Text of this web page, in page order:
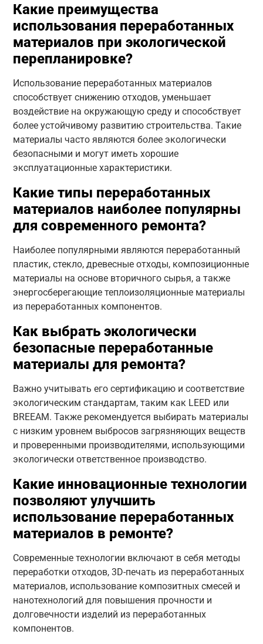
Какие преимущества
использования переработанных
материалов при экологической
перепланировке?
Использование переработанных материалов
способствует снижению отходов, уменьшает
воздействие на окружающую среду и способствует
более устойчивому развитию строительства. Такие
материалы часто являются более экологически
безопасными и могут иметь хорошие
эксплуатационные характеристики.
Какие типы переработанных
материалов наиболее популярны
для современного ремонта?
Наиболее популярными являются переработанный
пластик, стекло, древесные отходы, композиционные
материалы на основе вторичного сырья, а также
энергосберегающие теплоизоляционные материалы
из переработанных компонентов.
Как выбрать экологически
безопасные переработанные
материалы для ремонта?
Важно учитывать его сертификацию и соответствие
экологическим стандартам, таким как LEED или
BREEAM. Также рекомендуется выбирать материалы
с низким уровнем выбросов загрязняющих веществ
и проверенными производителями, использующими
экологически ответственное производство.
Какие инновационные технологии
позволяют улучшить
использование переработанных
материалов в ремонте?
Современные технологии включают в себя методы
переработки отходов, 3D-печать из переработанных
материалов, использование композитных смесей и
нанотехнологий для повышения прочности и
долговечности изделий из переработанных
компонентов.